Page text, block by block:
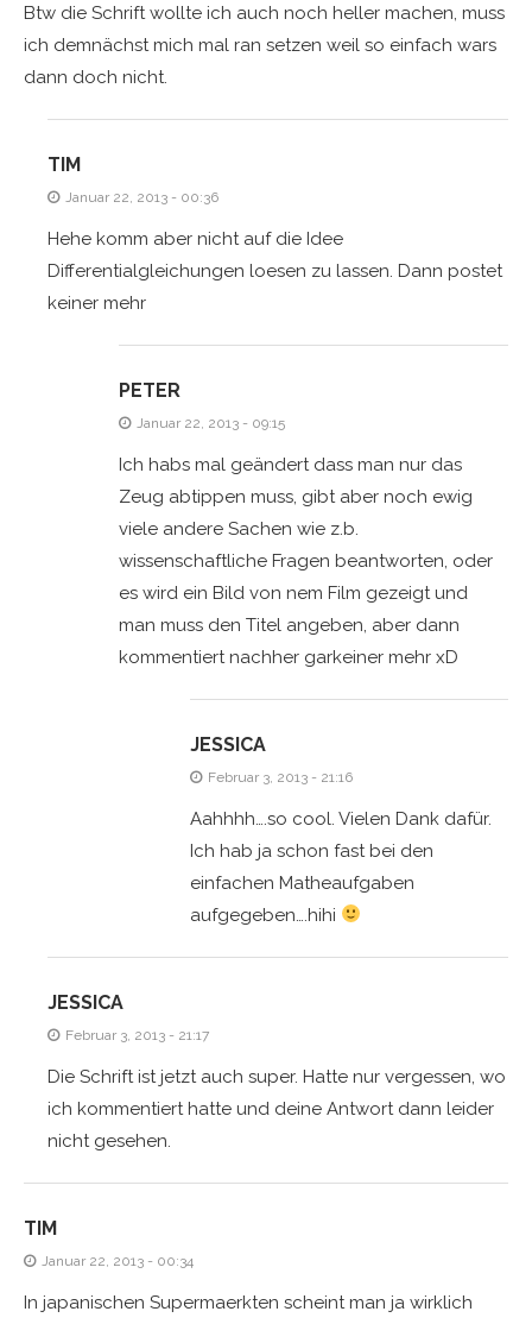
Btw die Schrift wollte ich auch noch heller machen, muss
ich demnächst mich mal ran setzen weil so einfach wars
dann doch nicht.
TIM
Januar 22, 2013 - 00:36
Hehe komm aber nicht auf die Idee
Differentialgleichungen loesen zu lassen. Dann postet
keiner mehr
PETER
Januar 22, 2013 - 09:15
Ich habs mal geändert dass man nur das
Zeug abtippen muss, gibt aber noch ewig
viele andere Sachen wie z.b.
wissenschaftliche Fragen beantworten, oder
es wird ein Bild von nem Film gezeigt und
man muss den Titel angeben, aber dann
kommentiert nachher garkeiner mehr xD
JESSICA
Februar 3, 2013 - 21:16
Aahhhh….so cool. Vielen Dank dafür.
Ich hab ja schon fast bei den
einfachen Matheaufgaben
aufgegeben….hihi
JESSICA
Februar 3, 2013 - 21:17
Die Schrift ist jetzt auch super. Hatte nur vergessen, wo
ich kommentiert hatte und deine Antwort dann leider
nicht gesehen.
TIM
Januar 22, 2013 - 00:34
In japanischen Supermaerkten scheint man ja wirklich